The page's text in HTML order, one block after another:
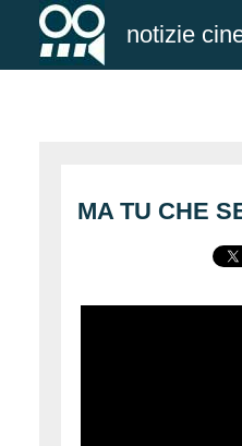
notizie
MA TU CHE